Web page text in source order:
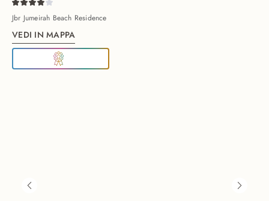
Jbr Jumeirah Beach Residence
VEDI IN MAPPA